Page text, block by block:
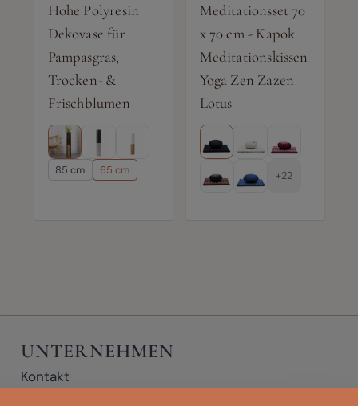
Hohe Polyresin
Dekovase für
Pampasgras,
Trocken- &
Frischblumen
85 cm 65 cm
Meditationsset 70
x 70 cm - Kapok
Meditationskissen
Yoga Zen Zazen
Lotus
+22
UNTERNEHMEN
Kontakt